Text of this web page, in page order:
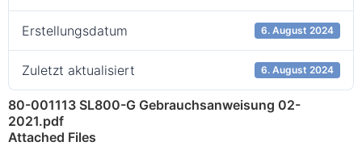
Erstellungsdatum 6. August 2024
Zuletzt aktualisiert 6. August 2024
80-001113 SL800-G Gebrauchsanweisung 02-
2021.pdf
Attached Files